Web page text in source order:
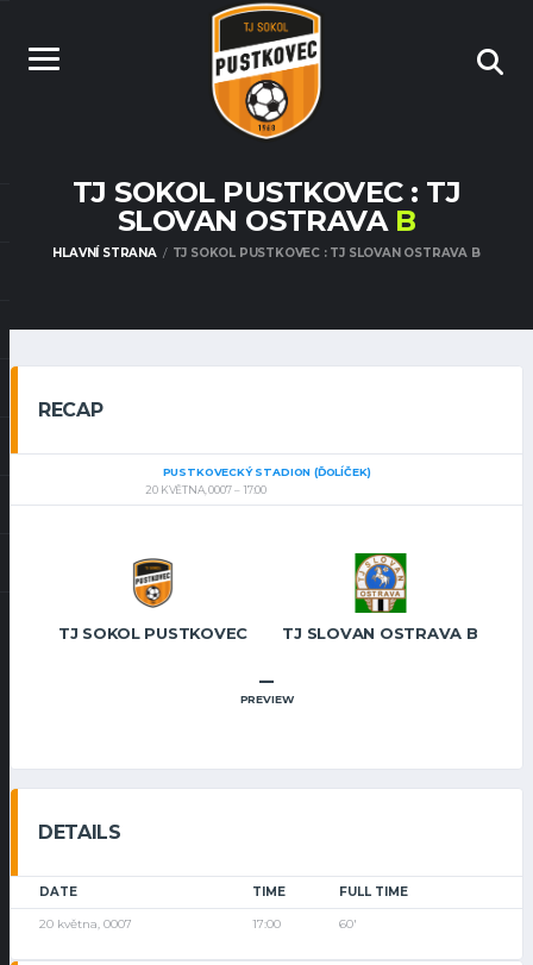
TJ SOKOL PUSTKOVEC : TJ
SLOVAN OSTRAVA B
HLAVNÍ STRANA TJ SOKOL PUSTKOVEC : TJ SLOVAN OSTRAVA B
RECAP
PUSTKOVECKÝ STADION (ĎOLÍČEK)
20 KVĚTNA, 0007
17:00
TJ SOKOL PUSTKOVEC TJ SLOVAN OSTRAVA B
–
PREVIEW
DETAILS
DATE TIME FULL TIME
20 května, 0007 17:00 60'